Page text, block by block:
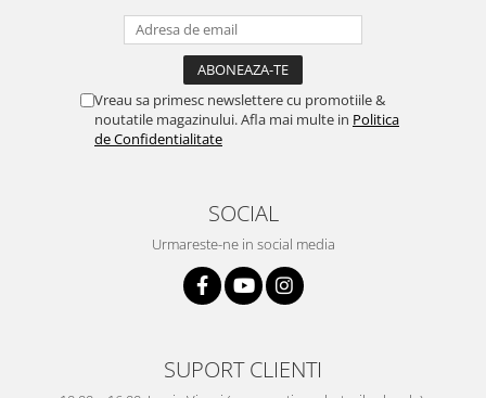
Vreau sa primesc newslettere cu promotiile &
noutatile magazinului. Afla mai multe in Politica
de Confidentialitate
SOCIAL
Urmareste-ne in social media
SUPORT CLIENTI